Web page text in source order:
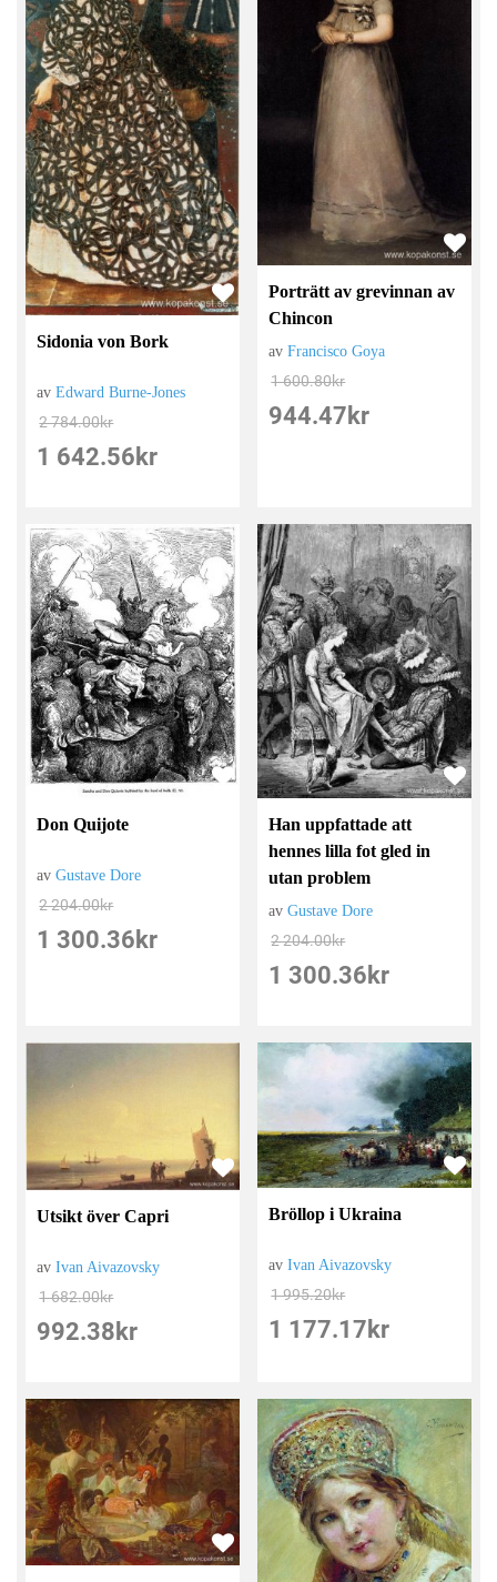
Sidonia von Bork
avEdward Burne-Jones
2 784.00kr
1 642.56 kr
Porträtt av grevinnan av
Chincon
avFrancisco Goya
1 600.80kr
944.47 kr
Don Quijote
avGustave Dore
2 204.00kr
1 300.36 kr
Han uppfattade att
hennes lilla fot gled in
utan problem
avGustave Dore
2 204.00kr
1 300.36 kr
Utsikt över Capri
avIvan Aivazovsky
1 682.00kr
992.38 kr
Bröllop i Ukraina
avIvan Aivazovsky
1 995.20kr
1 177.17 kr